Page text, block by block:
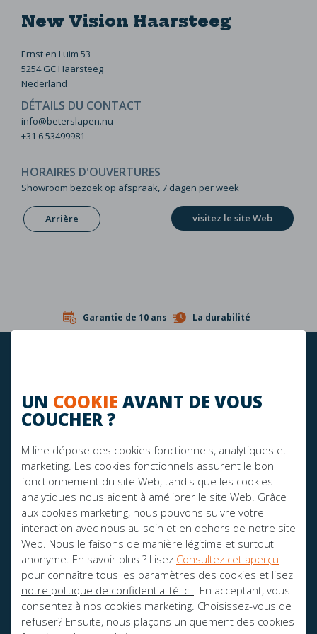
UN COOKIE AVANT DE VOUS
COUCHER ?
M line dépose des cookies fonctionnels, analytiques et
marketing. Les cookies fonctionnels assurent le bon
fonctionnement du site Web, tandis que les cookies
analytiques nous aident à améliorer le site Web. Grâce
aux cookies marketing, nous pouvons suivre votre
interaction avec nous au sein et en dehors de notre site
Web. Nous le faisons de manière légitime et surtout
anonyme. En savoir plus ? Lisez Consultez cet aperçu
pour connaître tous les paramètres des cookies et lisez
notre politique de confidentialité ici.. En acceptant, vous
consentez à nos cookies marketing. Choisissez-vous de
refuser? Ensuite, nous plaçons uniquement des cookies
New Vision Haarsteeg
Ernst en Luim 53
5254 GC Haarsteeg
Nederland
DÉTAILS DU CONTACT
info@beterslapen.nu
+31 6 53499981
HORAIRES D'OUVERTURES
Showroom bezoek op afspraak, 7 dagen per week
Arrière visitez le site Web
Garantie de 10 ans La durabilité
FIER SPONSOR DE:
AVEZ-VOUS DES QUESTIONS?